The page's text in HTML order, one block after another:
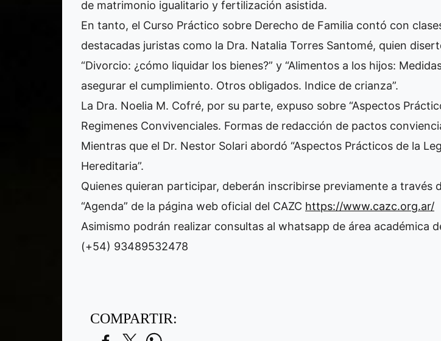
de matrimonio igualitario y fertilización asistida.
En tanto, el Curso Práctico sobre Derecho de Familia contó con
destacadas juristas como la Dra. Natalia Torres Santomé, quien
“Divorcio: ¿cómo liquidar los bienes?” y “Alimentos a los hijos:
asegurar el cumplimiento. Otros obligados. Indice de crianza”.
La Dra. Noelia M. Cofré, por su parte, expuso sobre “Aspectos
Regimenes Convivenciales. Formas de redacción de pactos
Mientras que el Dr. Nestor Solari abordó “Aspectos Prácticos de la
Hereditaria”.
Quienes quieran participar, deberán inscribirse previamente a través
“Agenda” de la página web oficial del CAZC https://www.cazc.org.ar/
Asimismo podrán realizar consultas al whatsapp de área académica
(+54) 93489532478
COMPARTIR: